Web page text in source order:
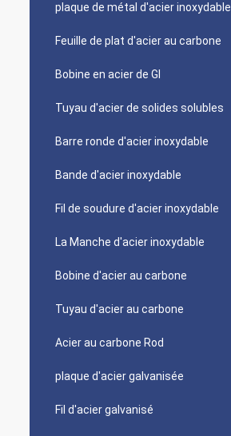
plaque de métal d'acier inoxydable
Feuille de plat d'acier au carbone
Bobine en acier de GI
Tuyau d'acier de solides solubles
Barre ronde d'acier inoxydable
Bande d'acier inoxydable
Fil de soudure d'acier inoxydable
La Manche d'acier inoxydable
Bobine d'acier au carbone
Tuyau d'acier au carbone
Acier au carbone Rod
plaque d'acier galvanisée
Fil d'acier galvanisé